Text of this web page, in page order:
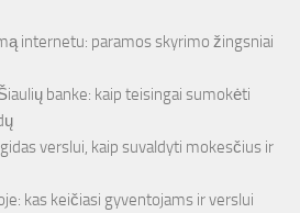
internetu: paramos skyrimo žingsniai
banke: kaip teisingai sumokėti
verslui, kaip suvaldyti mokesčius ir
kas keičiasi gyventojams ir verslui